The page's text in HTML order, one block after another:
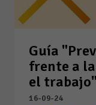
Guía
frente a
el trabajo"
16-09-24